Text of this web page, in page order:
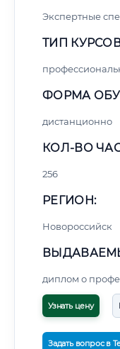
Экспертные
ТИП
ФОРМА
дистанционно
КОЛ-ВО
256
РЕГИОН:
Новороссийск
диплом о
Узнать цену
Задать вопрос в